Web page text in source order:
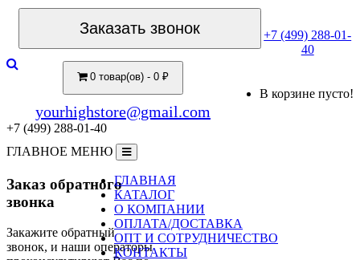
Заказать звонок
+7 (499) 288-01-
40
0 товар(ов) - 0 ₽
В корзине пусто!
yourhighstore@gmail.com
+7 (499) 288-01-40
ГЛАВНОЕ МЕНЮ
ГЛАВНАЯ
КАТАЛОГ
О КОМПАНИИ
ОПЛАТА/ДОСТАВКА
ОПТ И СОТРУДНИЧЕСТВО
КОНТАКТЫ
Заказ обратного
звонка
Закажите обратный
звонок, и наши операторы